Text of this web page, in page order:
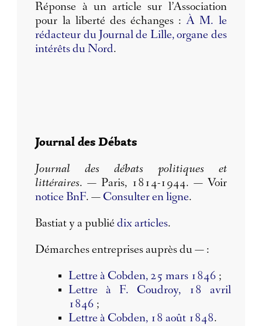
Réponse à un article sur l’Association
pour la liberté des échanges :À M. le
rédacteur du Journal de Lille, organe des
intérêts du Nord.
Journal des Débats
Journal des débats politiques et
littéraires. — Paris, 1814-1944. — Voir
notice BnF. — Consulter en ligne.
Bastiat y a publiédix articles.
Démarches entreprises auprès du — :
Lettre à Cobden, 25 mars 1846 ;
Lettre à F. Coudroy, 18 avril
1846 ;
Lettre à Cobden, 18 août 1848.